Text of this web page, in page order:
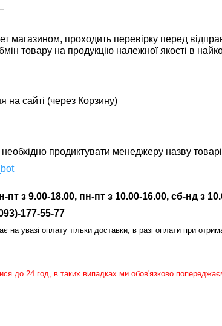
магазином, проходить перевірку перед
товару на продукцію належної якості в
сайті (через Корзину)
продиктувати менеджеру назву
з 9.00-18.00, пн-пт з 10.00-16.00, сб-нд з
177-55-77
увазі оплату тільки доставки, в разі оплати при
до 24 год, в таких випадках ми обов'язково